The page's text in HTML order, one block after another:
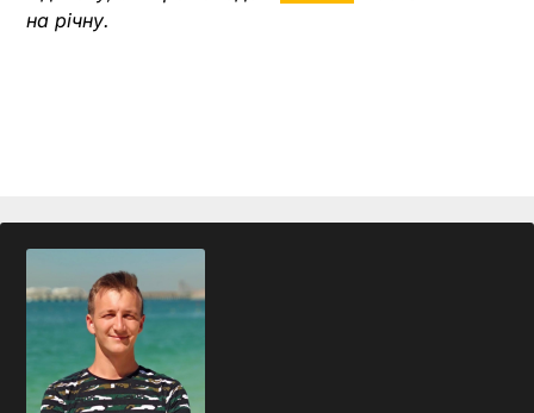
на річну.